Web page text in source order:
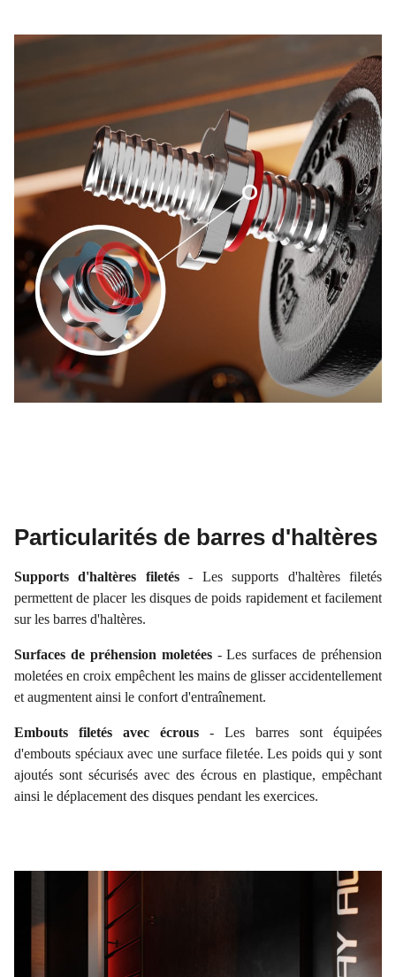
Particularités de barres d'haltères
Supports d'haltères filetés- Les supports d'haltères filetés
permettent de placer les disques de poids rapidement et facilement
sur les barres d'haltères.
Surfaces de préhension moletées- Les surfaces de préhension
moletées en croix empêchent les mains de glisser accidentellement
et augmentent ainsi le confort d'entraînement.
Embouts filetés avec écrous - Les barres sont équipées
d'embouts spéciaux avec une surface filetée. Les poids qui y sont
ajoutés sont sécurisés avec des écrous en plastique, empêchant
ainsi le déplacement des disques pendant les exercices.